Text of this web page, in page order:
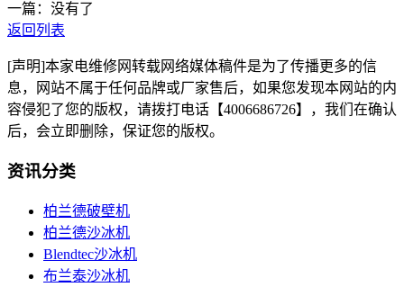
一篇：没有了
返回列表
[声明]本家电维修网转载网络媒体稿件是为了传播更多的信
息，网站不属于任何品牌或厂家售后，如果您发现本网站的内
容侵犯了您的版权，请拨打电话【4006686726】，我们在确认
后，会立即删除，保证您的版权。
资讯分类
柏兰德破壁机
柏兰德沙冰机
Blendtec沙冰机
布兰泰沙冰机